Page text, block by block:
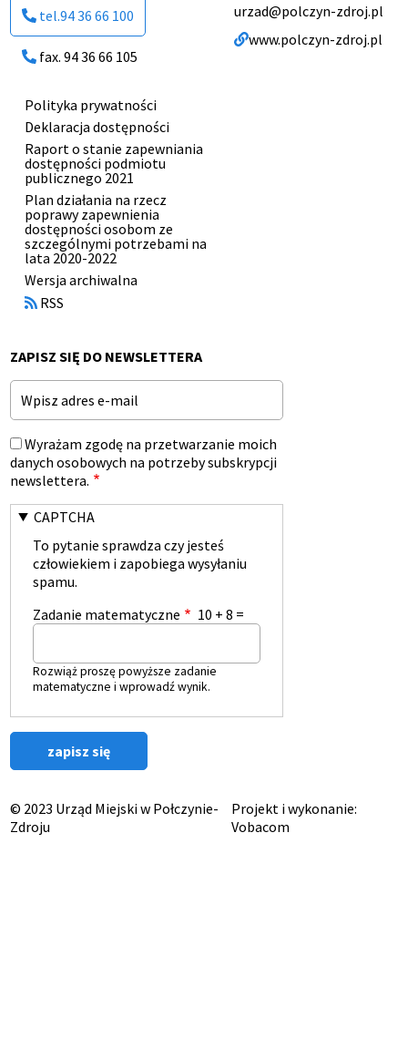
tel.94 36 66 100
fax. 94 36 66 105
urzad@polczyn-zdroj.pl
www.polczyn-zdroj.pl
Menu
stopki
Polityka prywatności
Deklaracja dostępności
Raport o stanie zapewniania
dostępności podmiotu
publicznego 2021
Plan działania na rzecz
poprawy zapewnienia
dostępności osobom ze
szczególnymi potrzebami na
lata 2020-2022
Otworzy
się
w
Wersja archiwalna
RSS
ZAPISZ SIĘ DO NEWSLETTERA
Email
Wyrażam zgodę na przetwarzanie moich
danych osobowych na potrzeby subskrypcji
newslettera.
CAPTCHA
To pytanie sprawdza czy jesteś
człowiekiem i zapobiega wysyłaniu
spamu.
Zadanie matematyczne
10 + 8 =
Rozwiąż proszę powyższe zadanie
matematyczne i wprowadź wynik.
© 2023 Urząd Miejski w Połczynie-
Zdroju
Projekt i wykonanie:
Vobacom